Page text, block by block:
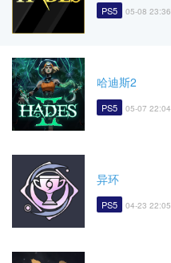
PS5 05-08 23:36
哈迪斯2
PS5 05-07 22:04
异环
PS5 04-23 22:05